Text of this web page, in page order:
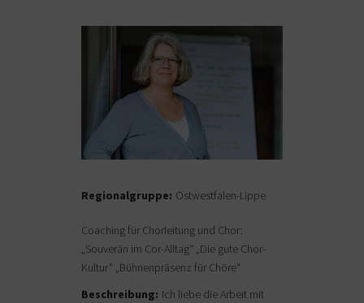
Regionalgruppe: Ostwestfalen-Lippe
Coaching für Chorleitung und Chor:
„Souverän im Cor-Alltag“ „Die gute Chor-
Kultur“ „Bühnenpräsenz für Chöre“
Beschreibung: Ich liebe die Arbeit mit